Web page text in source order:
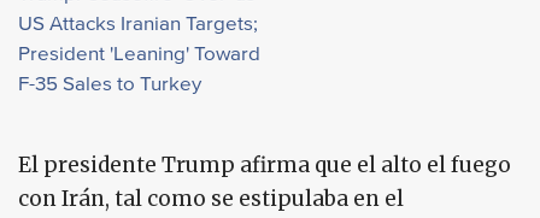
US Attacks Iranian Targets;
President 'Leaning' Toward
F-35 Sales to Turkey
El presidente Trump afirma que el alto el fuego
con Irán, tal como se estipulaba en el